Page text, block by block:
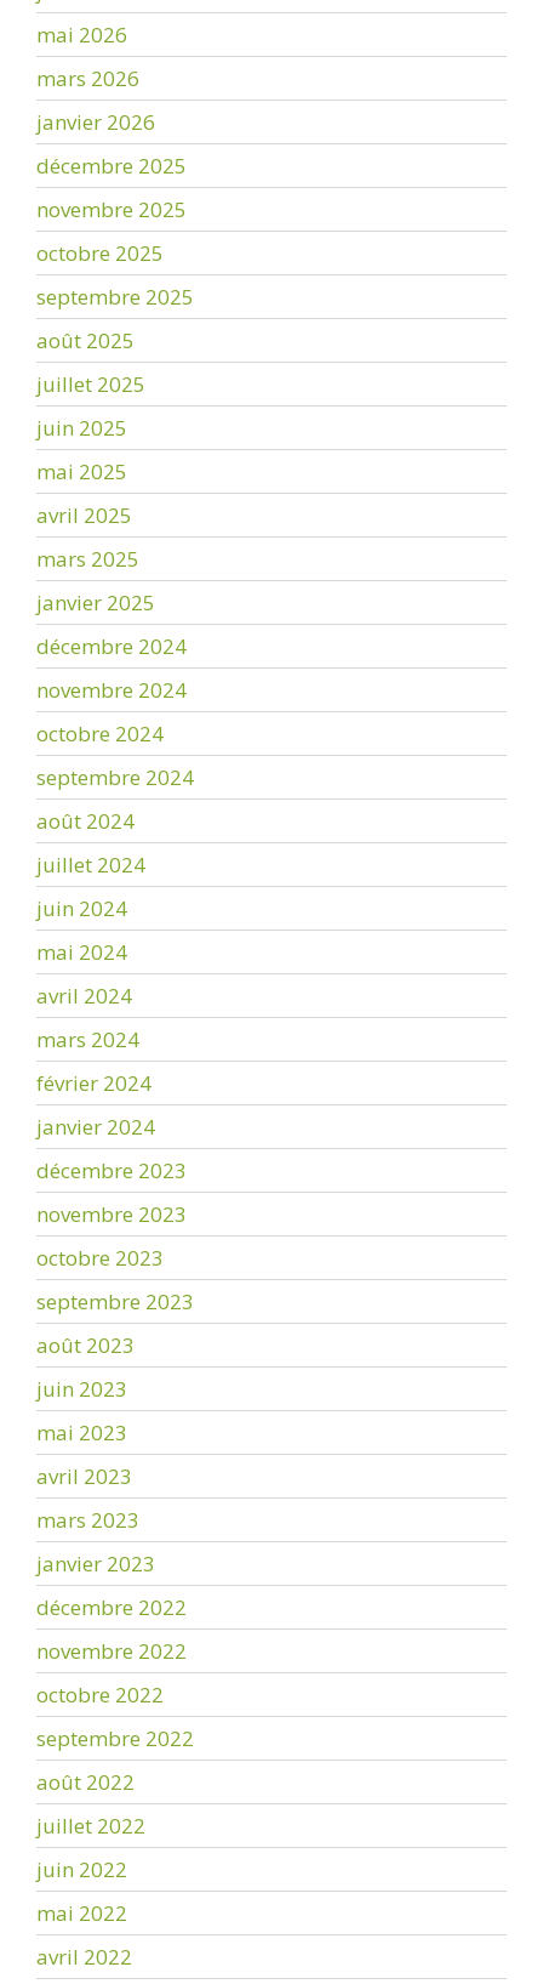
mai 2026
mars 2026
janvier 2026
décembre 2025
novembre 2025
octobre 2025
septembre 2025
août 2025
juillet 2025
juin 2025
mai 2025
avril 2025
mars 2025
janvier 2025
décembre 2024
novembre 2024
octobre 2024
septembre 2024
août 2024
juillet 2024
juin 2024
mai 2024
avril 2024
mars 2024
février 2024
janvier 2024
décembre 2023
novembre 2023
octobre 2023
septembre 2023
août 2023
juin 2023
mai 2023
avril 2023
mars 2023
janvier 2023
décembre 2022
novembre 2022
octobre 2022
septembre 2022
août 2022
juillet 2022
juin 2022
mai 2022
avril 2022